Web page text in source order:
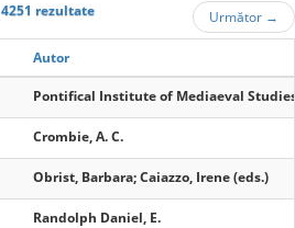
4251 rezultate Următor →
Autor
Pontifical Institute of Mediaeval
Crombie, A. C.
Obrist, Barbara; Caiazzo, Irene (eds.)
Randolph Daniel, E.